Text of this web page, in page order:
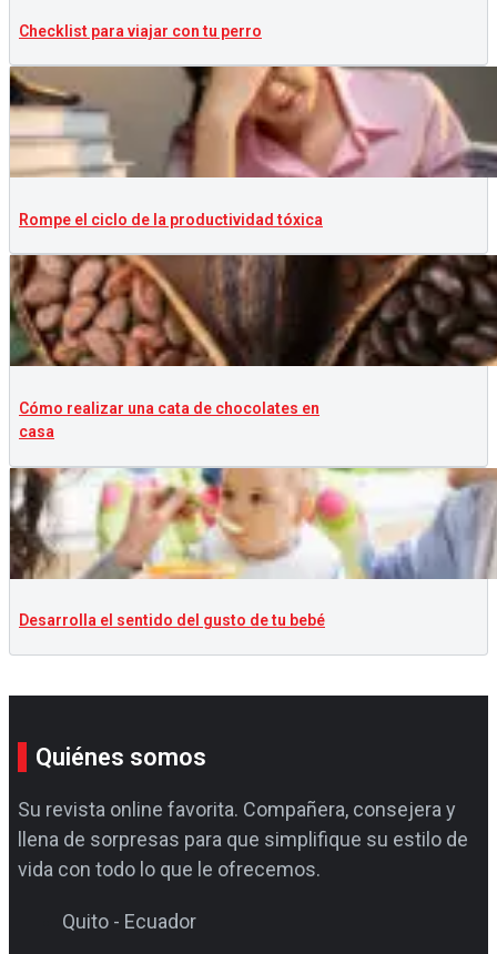
Checklist para viajar con tu perro
Rompe el ciclo de la productividad tóxica
Cómo realizar una cata de chocolates en
casa
Desarrolla el sentido del gusto de tu bebé
Quiénes somos
Su revista online favorita. Compañera, consejera y
llena de sorpresas para que simplifique su estilo de
vida con todo lo que le ofrecemos.
Quito - Ecuador